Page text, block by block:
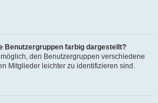
Benutzergruppen farbig dargestellt?
den Benutzergruppen verschiedene
Mitglieder leichter zu identifizieren sind.